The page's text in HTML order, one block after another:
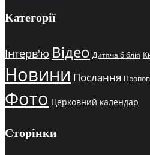
Категорії
Інтерв'ю Відео Дитяча біблія
Новини Послання
Фото Церковний календар
Сторінки